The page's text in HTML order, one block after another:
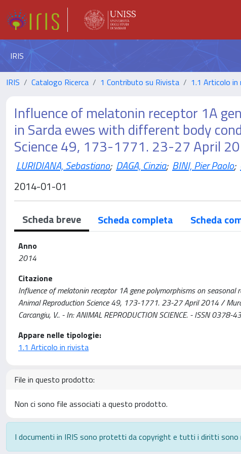
IRIS
IRIS Catalogo Ricerca 1 Contributo su Rivista 1.1 Articolo
Influence of melatonin receptor 1A
in Sarda ewes with different body
Science 49, 173-1771. 23-27 April
LURIDIANA, Sebastiano; DAGA, Cinzia; BINI, Pier Paolo;
2014-01-01
Scheda breve Scheda completa Scheda
Anno
2014
Citazione
Influence of melatonin receptor 1A gene polymorphisms on
Animal Reproduction Science 49, 173-1771. 23-27 April 2014 / Mura,
Carcangiu, V.. - In: ANIMAL REPRODUCTION SCIENCE. - ISSN
Appare nelle tipologie:
1.1 Articolo in rivista
File in questo prodotto:
Non ci sono file associati a questo prodotto.
I documenti in IRIS sono protetti da copyright e tutti i diritti sono